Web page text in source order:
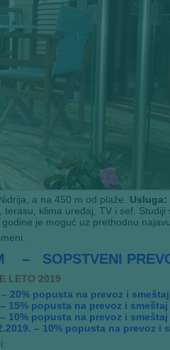
a na 450 m od plaže. Usluga:
klima uređaj, TV i sef.
je moguć uz prethodnu
– SOPSTVENI
LETO 2019
20% popusta na prevoz i smeštaj
15% popusta na prevoz i smeštaj
10% popusta na prevoz i smeštaj
– 10% popusta na prevoz i